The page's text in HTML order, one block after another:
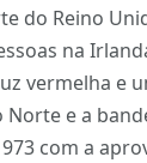
do Reino
na
vermelha e
e a
com a